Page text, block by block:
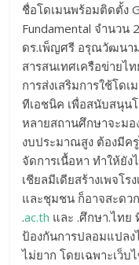
ชื่อโดเมนพร้อมติดตั้ง
Fundamental จำนวน
ดร.เพ็ญศรี อรุณวัฒนา
สารสนเทศเครือข่ายไ
การส่งเสริมการใช้โดเ
ทีเอชนิค เพื่อสนับสนุน
หลายสถานศึกษาจะมอ
งบประมาณสูง ต้องมีค
จัดการเนื้อหา ทำให้ยั
เชียลมีเดียสร้างเพจโ
และชุมชน ก็อาจสะดว
.ac.th และ .ศึกษา.ไทย
ป้องกันการปลอมแปลง
ไม่ยาก โดยเฉพาะเว็บ